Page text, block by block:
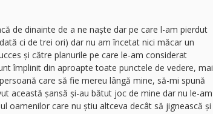
de dinainte de a ne naște dar pe care l-am pierdut
ci de trei ori) dar nu am încetat nici măcar un
și către planurile pe care le-am considerat
împlinit din aproapte toate punctele de vedere, mai
care să fie mereu lângă mine, să-mi spună
această șansă și-au bătut joc de mine dar nu le-am
oamenilor care nu știu altceva decât să jignească și